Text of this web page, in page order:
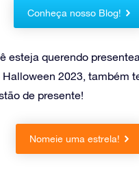
Conheça nosso Blog!
esteja querendo
Halloween 2023, também
de presente!
Nomeie uma estrela!